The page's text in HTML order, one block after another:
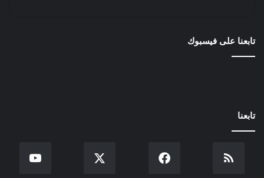
تابعنا على فيسبوك
تابعنا